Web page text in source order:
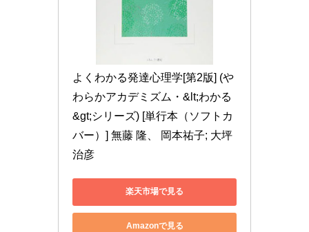
よくわかる発達心理学[第2版] (や
わらかアカデミズム・&lt;わかる
&gt;シリーズ) [単行本（ソフトカ
バー）] 無藤 隆、 岡本祐子; 大坪
治彦
楽天市場で見る
Amazonで見る